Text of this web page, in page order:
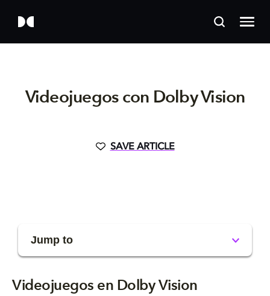
Videojuegos con Dolby Vision
SAVE ARTICLE
Jump to
Videojuegos en Dolby Vision